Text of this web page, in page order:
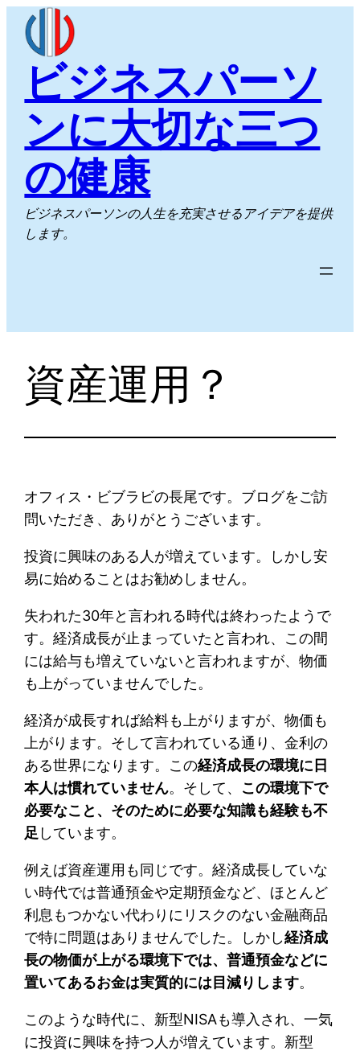
ビジネスパーソ
ンに大切な三つ
の健康
ビジネスパーソンの人生を充実させるアイデアを提供
します。
資産運用？
オフィス・ビブラビの長尾です。ブログをご訪
問いただき、ありがとうございます。
投資に興味のある人が増えています。しかし安
易に始めることはお勧めしません。
失われた30年と言われる時代は終わったようで
す。経済成長が止まっていたと言われ、この間
には給与も増えていないと言われますが、物価
も上がっていませんでした。
経済が成長すれば給料も上がりますが、物価も
上がります。そして言われている通り、金利の
ある世界になります。この経済成長の環境に日
本人は慣れていません。そして、 この環境下で
必要なこと、そのために必要な知識も経験も不
足 しています。
例えば資産運用も同じです。経済成長していな
い時代では普通預金や定期預金など、ほとんど
利息もつかない代わりにリスクのない金融商品
で特に問題はありませんでした。しかし経済成
長の物価が上がる環境下では、普通預金などに
置いてあるお金は実質的には目減りします。
このような時代に、新型NISAも導入され、一気
に投資に興味を持つ人が増えています。新型